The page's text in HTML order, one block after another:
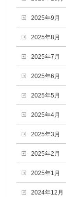
2025年9月
2025年8月
2025年7月
2025年6月
2025年5月
2025年4月
2025年3月
2025年2月
2025年1月
2024年12月